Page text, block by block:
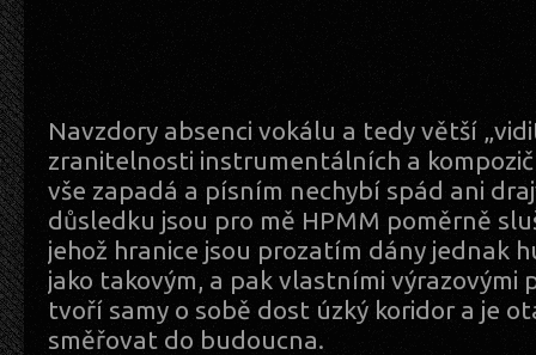
Navzdory absenci vokálu a tedy větší
zranitelnosti instrumentálních a
vše zapadá a písním nechybí spád ani
důsledku jsou pro mě HPMM poměrně
jehož hranice jsou prozatím dány jednak
jako takovým, a pak vlastními výrazovými
tvoří samy o sobě dost úzký koridor a je
směřovat do budoucna.